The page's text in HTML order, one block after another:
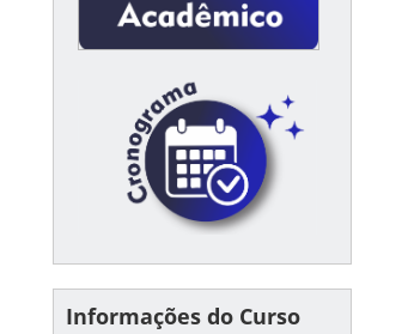
Informações do Curso